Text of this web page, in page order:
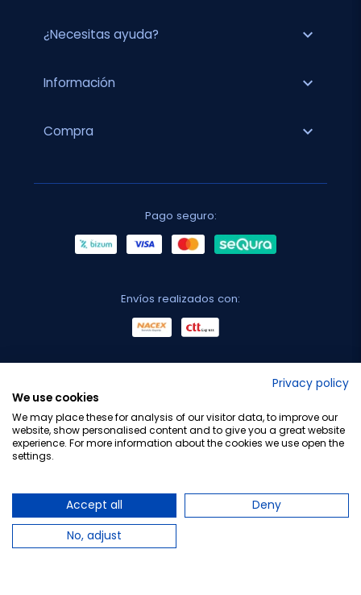
¿Necesitas ayuda? expand_more
Información expand_more
Compra expand_more
Pago seguro:
Envíos realizados con:
Privacy policy
We use cookies
We may place these for analysis of our visitor data, to improve our
website, show personalised content and to give you a great website
experience. For more information about the cookies we use open the
settings.
Accept all
Deny
No, adjust